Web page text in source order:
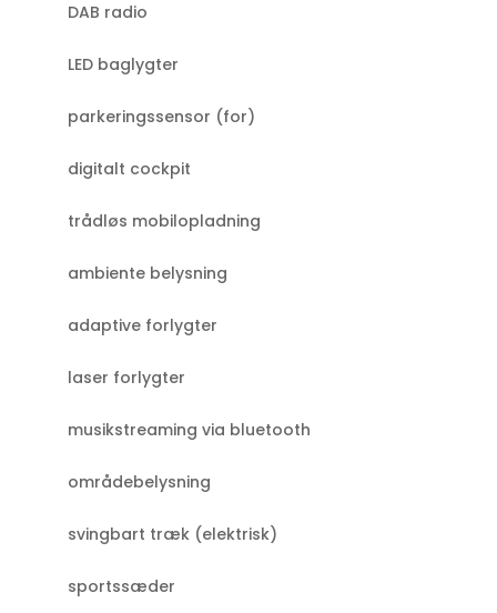
DAB radio
LED baglygter
parkeringssensor (for)
digitalt cockpit
trådløs mobilopladning
ambiente belysning
adaptive forlygter
laser forlygter
musikstreaming via bluetooth
områdebelysning
svingbart træk (elektrisk)
sportssæder